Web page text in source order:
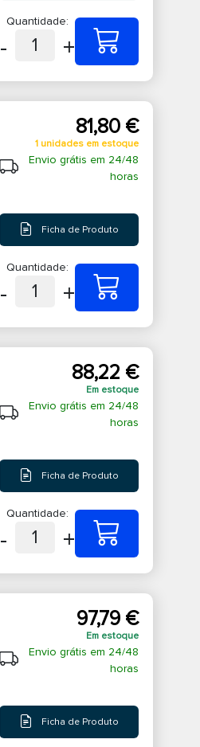
Quantidade:
- 1 +
81,80 €
1 unidades em estoque
Envio grátis em 24/48
horas
Ficha de Produto
Quantidade:
- 1 +
88,22 €
Em estoque
Envio grátis em 24/48
horas
Ficha de Produto
Quantidade:
- 1 +
97,79 €
Em estoque
Envio grátis em 24/48
horas
Ficha de Produto